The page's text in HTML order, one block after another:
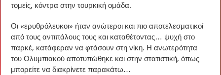
τομείς, κόντρα στην τουρκική ομάδα.
Οι «ερυθρόλευκοι» ήταν ανώτεροι και πιο αποτελεσματικοί
από τους αντιπάλους τους και καταθέτοντας… ψυχή στο
παρκέ, κατάφεραν να φτάσουν στη νίκη. Η ανωτερότητα
του Ολυμπιακού αποτυπώθηκε και στην στατιστική, όπως
μπορείτε να διακρίνετε παρακάτω…